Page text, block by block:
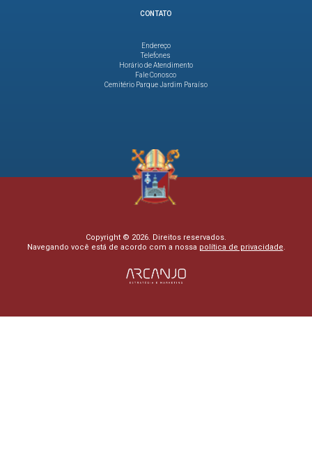
CONTATO
Endereço
Telefones
Horário de Atendimento
Fale Conosco
Cemitério Parque Jardim Paraíso
Copyright © 2026. Direitos reservados.
Navegando você está de acordo com a nossa política de privacidade.